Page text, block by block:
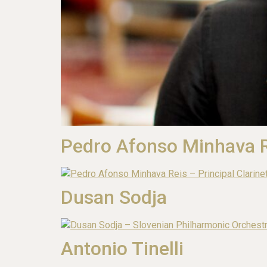
Pedro Afonso Minhava
Dusan Sodja
Antonio Tinelli